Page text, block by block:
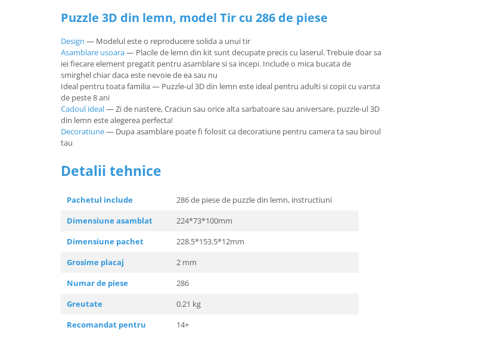
Puzzle 3D din lemn, model Tir cu 286 de piese
Design — Modelul este o reproducere solida a unui tir
Asamblare usoara— Placile de lemn din kit sunt decupate precis cu laserul. Trebuie doar sa
iei fiecare element pregatit pentru asamblare si sa incepi. Include o mica bucata de
smirghel chiar daca este nevoie de ea sau nu
Ideal pentru toata familia — Puzzle-ul 3D din lemn este ideal pentru adulti si copii cu varsta
de peste 8 ani
Cadoul ideal— Zi de nastere, Craciun sau orice alta sarbatoare sau aniversare, puzzle-ul 3D
din lemn este alegerea perfecta!
Decoratiune— Dupa asamblare poate fi folosit ca decoratiune pentru camera ta sau biroul
tau
Detalii tehnice
Pachetul include
286 de piese de puzzle din lemn, instructiuni
Dimensiune asamblat
224*73*100mm
Dimensiune pachet
228.5*153.5*12mm
Grosime placaj
2 mm
Numar de piese
286
Greutate
0.21 kg
Recomandat pentru
14+